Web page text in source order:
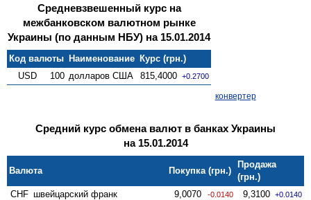
Средневзвешенный курс на
межбанковском валютном рынке
Украины (по данным НБУ) на 15.01.2014
Код валюты Наименование Курс (грн.)
USD
100 долларов США 815,4000 +0.2700
конвертер
Средний курс обмена валют в банках Украины
на 15.01.2014
Валюта Покупка (грн.)
Продажа
(грн.)
CHF швейцарский франк 9,0070 -0.0140 9,3100 +0.0140